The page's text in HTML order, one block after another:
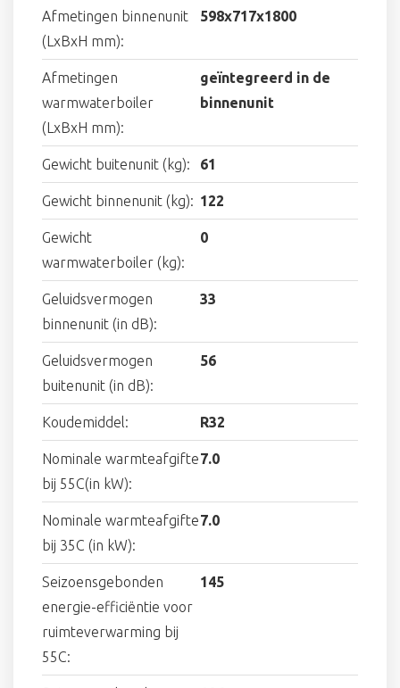
Afmetingen binnenunit
(LxBxH mm):
598x717x1800
Afmetingen
warmwaterboiler
(LxBxH mm):
geïntegreerd in de
binnenunit
Gewicht buitenunit (kg): 61
Gewicht binnenunit (kg): 122
Gewicht
warmwaterboiler (kg):
0
Geluidsvermogen
binnenunit (in dB):
33
Geluidsvermogen
buitenunit (in dB):
56
Koudemiddel: R32
Nominale warmteafgifte
bij 55C(in kW):
7.0
Nominale warmteafgifte
bij 35C (in kW):
7.0
Seizoensgebonden
energie-efficiëntie voor
ruimteverwarming bij
55C:
145